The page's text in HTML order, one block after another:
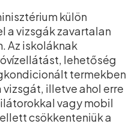
külön
a vizsgák zavartalan
Az iskoláknak
lehetőség
termekben
illetve ahol erre
vagy mobil
csökkenteniük a